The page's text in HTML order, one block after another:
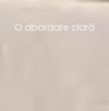
O abordare clară